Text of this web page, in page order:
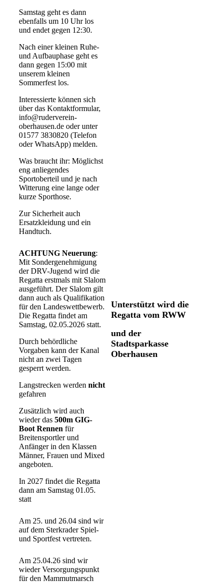
Samstag geht es dann
ebenfalls um 10 Uhr los
und endet gegen 12:30.
Nach einer kleinen Ruhe-
und Aufbauphase geht es
dann gegen 15:00 mit
unserem kleinen
Sommerfest los.
Interessierte können sich
über das Kontaktformular,
info@ruderverein-
oberhausen.de oder unter
01577 3830820 (Telefon
oder WhatsApp) melden.
Was braucht ihr: Möglichst
eng anliegendes
Sportoberteil und je nach
Witterung eine lange oder
kurze Sporthose.
Zur Sicherheit auch
Ersatzkleidung und ein
Handtuch.
ACHTUNG Neuerung:
Mit Sondergenehmigung
der DRV-Jugend wird die
Regatta erstmals mit Slalom
ausgeführt. Der Slalom gilt
dann auch als Qualifikation
für den Landeswettbewerb.
Die Regatta findet am
Samstag, 02.05.2026 statt.
Durch behördliche
Vorgaben kann der Kanal
nicht an zwei Tagen
gesperrt werden.
Langstrecken werden nicht
gefahren
Zusätzlich wird auch
wieder das 500m GIG-
Boot Rennen für
Breitensportler und
Anfänger in den Klassen
Männer, Frauen und Mixed
angeboten.
In 2027 findet die Regatta
dann am Samstag 01.05.
statt
Unterstützt wird die
Regatta vom RWW
und der
Stadtsparkasse
Oberhausen
Am 25. und 26.04 sind wir
auf dem Sterkrader Spiel-
und Sportfest vertreten.
Am 25.04.26 sind wir
wieder Versorgungspunkt
für den Mammutmarsch